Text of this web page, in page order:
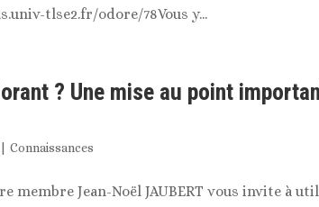
tlse2.fr/odore/78Vous y...
? Une mise au point
|Connaissances
membre Jean-Noël JAUBERT vous invite à